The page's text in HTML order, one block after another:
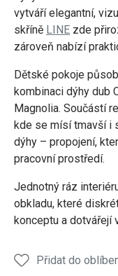
vytváří elegantní,
skříně LINE zde
zároveň nabízí
Dětské pokoje
kombinaci dýhy dub
Magnolia. Součástí
kde se mísí tmavší i
dýhy – propojení,
pracovní prostředí.
Jednotný ráz
obkladu, které
konceptu a dotvářejí
Přidat do